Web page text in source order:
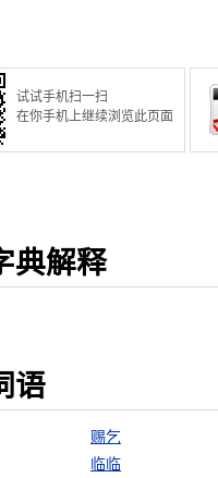
试试手机扫一扫
在你手机上继续浏览此页面
典解释
语
赐乞
临临